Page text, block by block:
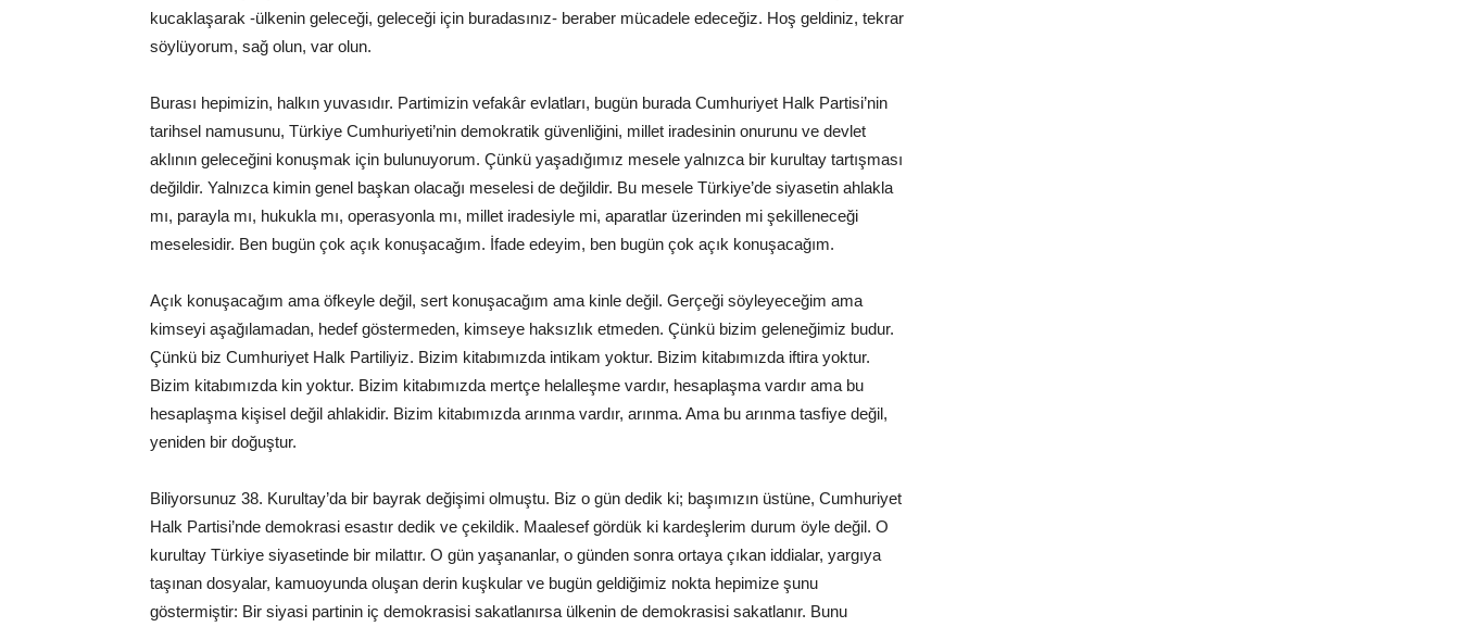
kucaklaşarak -ülkenin geleceği, geleceği için buradasınız- beraber mücadele edeceğiz. Hoş geldiniz, tekrar
söylüyorum, sağ olun, var olun.
Burası hepimizin, halkın yuvasıdır. Partimizin vefakâr evlatları, bugün burada Cumhuriyet Halk Partisi’nin
tarihsel namusunu, Türkiye Cumhuriyeti’nin demokratik güvenliğini, millet iradesinin onurunu ve devlet
aklının geleceğini konuşmak için bulunuyorum. Çünkü yaşadığımız mesele yalnızca bir kurultay tartışması
değildir. Yalnızca kimin genel başkan olacağı meselesi de değildir. Bu mesele Türkiye’de siyasetin ahlakla
mı, parayla mı, hukukla mı, operasyonla mı, millet iradesiyle mi, aparatlar üzerinden mi şekilleneceği
meselesidir. Ben bugün çok açık konuşacağım. İfade edeyim, ben bugün çok açık konuşacağım.
Açık konuşacağım ama öfkeyle değil, sert konuşacağım ama kinle değil. Gerçeği söyleyeceğim ama
kimseyi aşağılamadan, hedef göstermeden, kimseye haksızlık etmeden. Çünkü bizim geleneğimiz budur.
Çünkü biz Cumhuriyet Halk Partiliyiz. Bizim kitabımızda intikam yoktur. Bizim kitabımızda iftira yoktur.
Bizim kitabımızda kin yoktur. Bizim kitabımızda mertçe helalleşme vardır, hesaplaşma vardır ama bu
hesaplaşma kişisel değil ahlakidir. Bizim kitabımızda arınma vardır, arınma. Ama bu arınma tasfiye değil,
yeniden bir doğuştur.
Biliyorsunuz 38. Kurultay’da bir bayrak değişimi olmuştu. Biz o gün dedik ki; başımızın üstüne, Cumhuriyet
Halk Partisi’nde demokrasi esastır dedik ve çekildik. Maalesef gördük ki kardeşlerim durum öyle değil. O
kurultay Türkiye siyasetinde bir milattır. O gün yaşananlar, o günden sonra ortaya çıkan iddialar, yargıya
taşınan dosyalar, kamuoyunda oluşan derin kuşkular ve bugün geldiğimiz nokta hepimize şunu
göstermiştir: Bir siyasi partinin iç demokrasisi sakatlanırsa ülkenin de demokrasisi sakatlanır. Bunu